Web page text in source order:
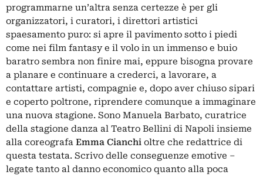
programmarne un’altra senza certezze è per gli
organizzatori, i curatori, i direttori artistici
spaesamento puro: si apre il pavimento sotto i piedi
come nei film fantasy e il volo in un immenso e buio
baratro sembra non finire mai, eppure bisogna provare
a planare e continuare a crederci, a lavorare, a
contattare artisti, compagnie e, dopo aver chiuso sipari
e coperto poltrone, riprendere comunque a immaginare
una nuova stagione. Sono Manuela Barbato, curatrice
della stagione danza al Teatro Bellini di Napoli insieme
alla coreografa Emma Cianchi oltre che redattrice di
questa testata. Scrivo delle conseguenze emotive –
legate tanto al danno economico quanto alla poca